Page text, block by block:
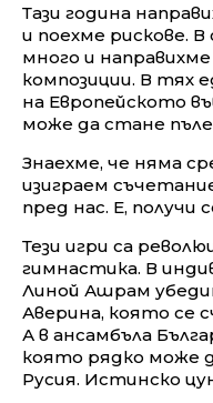
Тази година
и поехме рискове.
много и
композиции. В тях
на Европейското
може да стане
Знаехме, че няма
изиграем
пред нас. Е, получи
Тези игри са
гимнастика. В
Линой Ашрам
Аверина, която се
А в ансамбъла
която рядко може
Русия. Истинско